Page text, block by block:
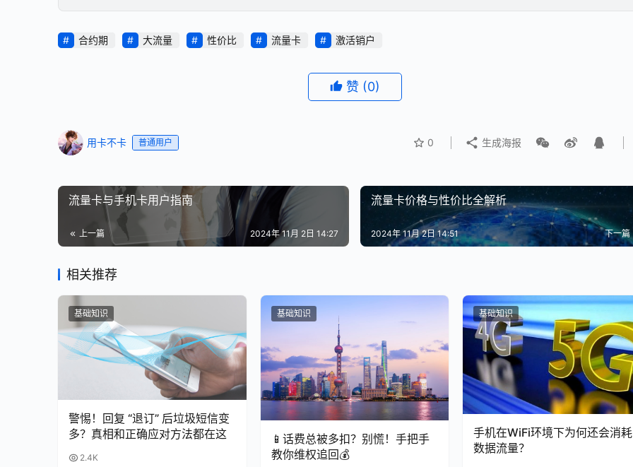
合约期 大流量 性价比 流量卡 激活销户
赞 (0)
用卡不卡 普通用户 0 生成海报
流量卡与手机卡用户指南
上一篇 2024年 11月 2日 14:27
流量卡价格与性价比全解析
下一篇
2024年 11月 2日 14:51
相关推荐
基础知识
警惕！回复 “退订” 后垃圾短信变
多？真相和正确应对方法都在这
2.4K
基础知识
📱话费总被多扣？别慌！手把手
教你维权追回💰
基础知识
手机在WiFi环境下为何还会消耗
数据流量？